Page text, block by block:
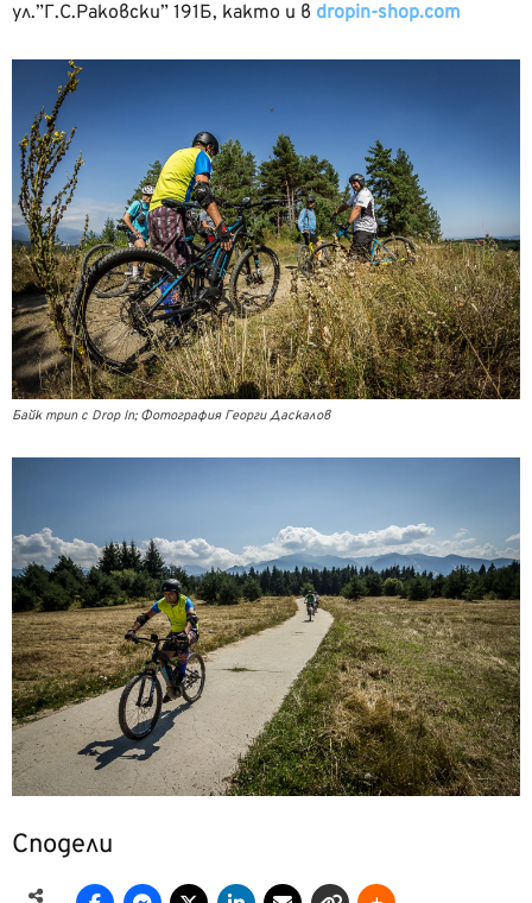
ул.”Г.С.Раковски” 191Б, както и в dropin-shop.com
Байк трип с Drop In; Фотография Георги Даскалов
Сподели